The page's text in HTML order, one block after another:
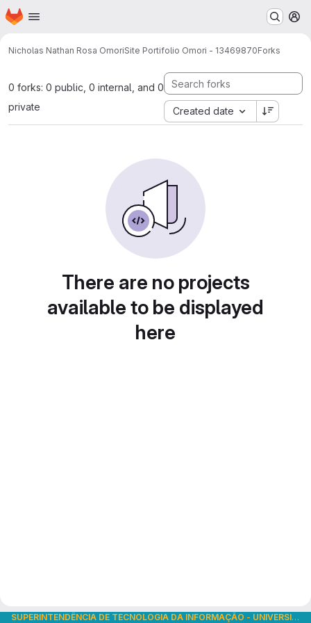
Skip to main content
Homepage
Nicholas Nathan Rosa OmoriSite Portifolio Omori - 13469870Forks
0 forks: 0 public, 0 internal, and 0
private
Created date
There are no projects
available to be displayed
here
SUPERINTENDÊNCIA DE TECNOLOGIA DA INFORMAÇÃO - UNIVERSIDADE DE SÃO PAULO